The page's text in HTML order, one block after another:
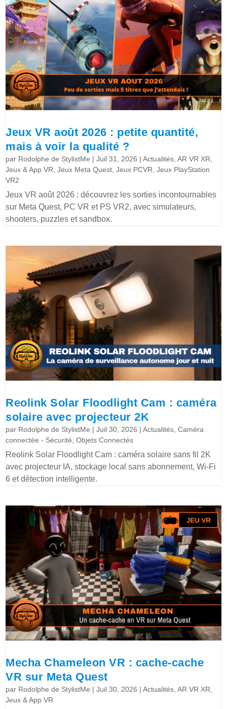
Jeux VR août 2026 : petite quantité,
mais à voir la qualité ?
par Rodolphe de StylistMe |Juil 31, 2026 |Actualités ,AR VR XR
Jeux & App VR ,Jeux Meta Quest ,Jeux PCVR ,Jeux PlayStation
VR2
Jeux VR août 2026 : découvrez les sorties incontournables
sur Meta Quest, PC VR et PS VR2, avec simulateurs,
shooters, puzzles et sandbox.
Reolink Solar Floodlight Cam : caméra
solaire avec projecteur 2K
par Rodolphe de StylistMe |Juil 30, 2026 |Actualités ,Caméra
connectée - Sécurité ,Objets Connectés
Reolink Solar Floodlight Cam : caméra solaire sans fil 2K
avec projecteur IA, stockage local sans abonnement, Wi-Fi
6 et détection intelligente.
Mecha Chameleon VR : cache-cache
VR sur Meta Quest
par Rodolphe de StylistMe |Juil 30, 2026 |Actualités ,AR VR XR
Jeux & App VR